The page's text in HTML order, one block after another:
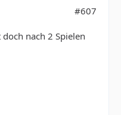
#607
nach 2 Spielen